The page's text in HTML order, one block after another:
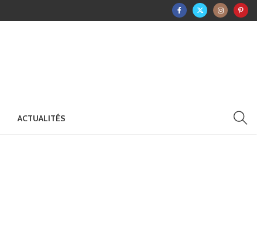
ACTUALITÉS